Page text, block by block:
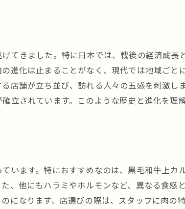
駅コミュニティ
てきました。特に日本では、戦後の経済成長
進化は止まることがなく、現代では地域ごと
店舗が立ち並び、訪れる人々の五感を刺激し
立されています。このような歴史と進化を理
います。特におすすめなのは、黒毛和牛上カ
、他にもハラミやホルモンなど、異なる食感
になります。店選びの際は、スタッフに肉の